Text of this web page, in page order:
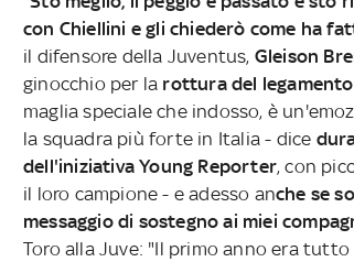
con Chiellini e gli chiederò come ha
il difensore della Juventus, Gleison
ginocchio per la rottura del
maglia speciale che indosso, è
la squadra più forte in Italia - dice
dell'iniziativa Young Reporter, con
il loro campione - e adesso anche se
messaggio di sostegno ai miei
Toro alla Juve: "Il primo anno era